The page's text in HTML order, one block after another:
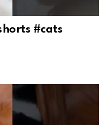
#cats